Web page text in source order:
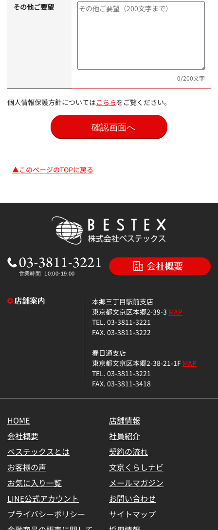
その他ご要望
0/200文字
個人情報保護方針についてはこちらをご覧ください。
▲このページのTOPに戻る
本郷三丁目駅前支店
東京都文京区本郷2-39-3 MAP
TEL. 03-3811-3221
FAX. 03-3811-3222
春日通支店
東京都文京区本郷2-38-21-1FMAP
TEL. 03-3811-3221
FAX. 03-3811-3418
HOME
店舗情報
会社概要
社員紹介
ベステックスとは
契約の流れ
お客様の声
文京くらしナビ
お気に入り一覧
メールマガジン
LINE公式アカウント
お問い合わせ
プライバシーポリシー
サイトマップ